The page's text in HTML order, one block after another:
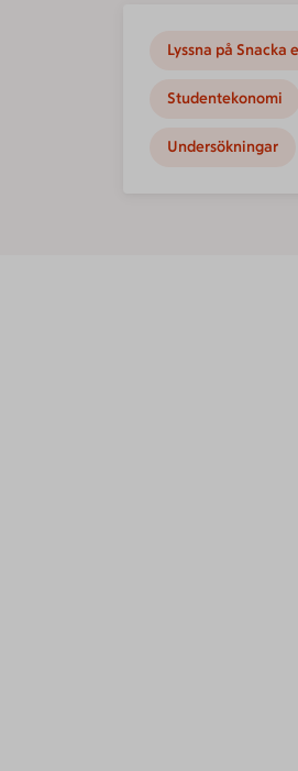
Lyssna på Snacka
Studentekonomi
Undersökningar